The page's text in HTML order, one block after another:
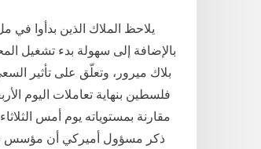
يلاحظ الملاك الذين بدأوا في
بالإضافة إلى سهولة بدء تشغيل
بلاك ميرور، وتعلّق على تأثير
ذكر مسؤول أميركي أن مؤسس